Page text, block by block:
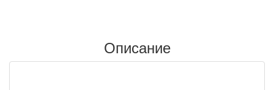
Описание